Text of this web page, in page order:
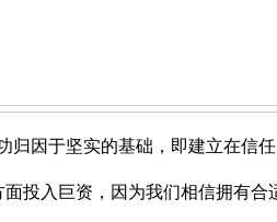
因于坚实的基础，即建立在信
投入巨资，因为我们相信拥有合